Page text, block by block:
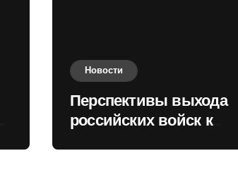
Новости
Перспективы выхода
российских войск к